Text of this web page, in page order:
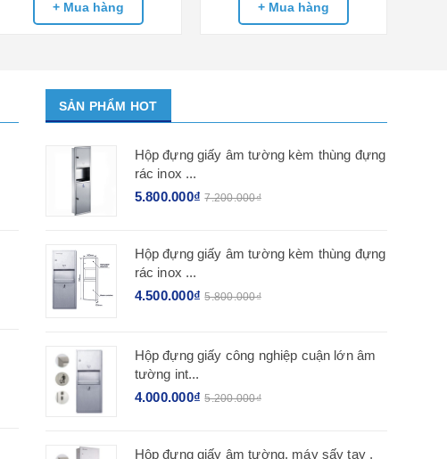
+ Mua hàng + Mua hàng
SẢN PHẨM HOT
Hộp đựng giấy âm tường kèm thùng đựng
rác inox ...
5.800.000₫ 7.200.000₫
Hộp đựng giấy âm tường kèm thùng đựng
rác inox ...
4.500.000₫ 5.800.000₫
Hộp đựng giấy công nghiệp cuận lớn âm
tường int...
4.000.000₫ 5.200.000₫
Hộp đựng giấy âm tường, máy sấy tay ,